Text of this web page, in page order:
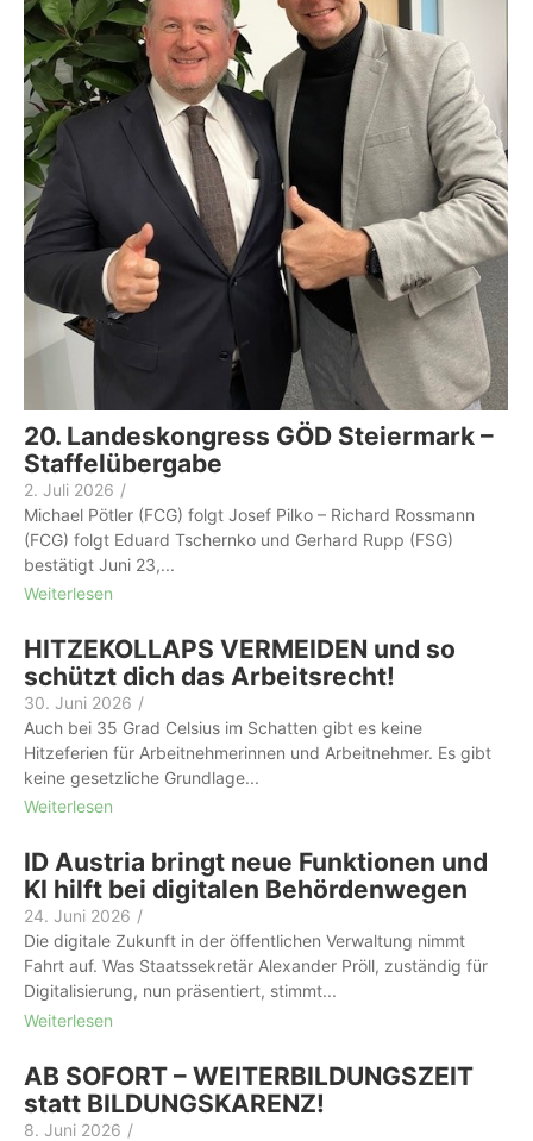
20. Landeskongress GÖD Steiermark –
Staffelübergabe
2. Juli 2026 /
Michael Pötler (FCG) folgt Josef Pilko – Richard Rossmann
(FCG) folgt Eduard Tschernko und Gerhard Rupp (FSG)
bestätigt Juni 23,...
Weiterlesen
HITZEKOLLAPS VERMEIDEN und so
schützt dich das Arbeitsrecht!
30. Juni 2026 /
Auch bei 35 Grad Celsius im Schatten gibt es keine
Hitzeferien für Arbeit­nehmer­innen und Arbeitnehmer. Es gibt
keine gesetzliche Grundlage...
Weiterlesen
ID Austria bringt neue Funktionen und
KI hilft bei digitalen Behördenwegen
24. Juni 2026 /
Die digitale Zukunft in der öffentlichen Verwaltung nimmt
Fahrt auf. Was Staatssekretär Alexander Pröll, zuständig für
Digitalisierung, nun präsentiert, stimmt...
Weiterlesen
AB SOFORT – WEITERBILDUNGSZEIT
statt BILDUNGSKARENZ!
8. Juni 2026 /